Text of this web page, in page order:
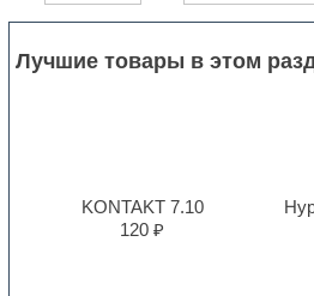
Лучшие товары в этом
KONTAKT 7.10
120 ₽